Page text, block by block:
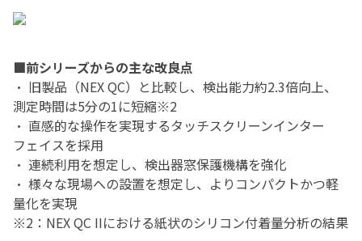
■前シリーズからの主な改良点
・ 旧製品（NEX QC）と比較し、検出能力約2.3倍向上、
測定時間は5分の1に短縮※2
・ 直感的な操作を実現するタッチスクリーンインター
フェイスを採用
・ 連続利用を想定し、検出器窓保護機構を強化
・ 様々な現場への設置を想定し、よりコンパクトかつ軽
量化を実現
※2：NEX QC IIにおける紙状のシリコン付着量分析の結果